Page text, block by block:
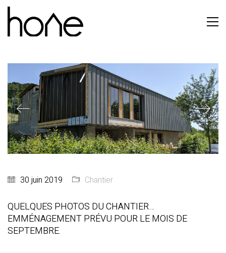
30 juin 2019 Chantier
QUELQUES PHOTOS DU CHANTIER…
EMMÉNAGEMENT PRÉVU POUR LE MOIS DE
SEPTEMBRE.